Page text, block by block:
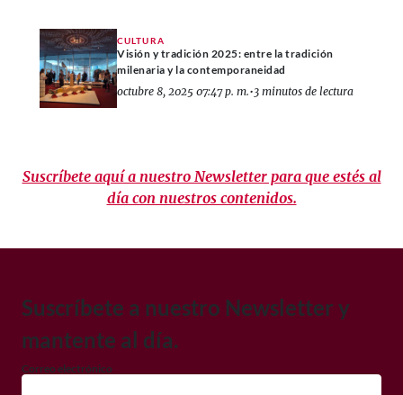
CULTURA
Visión y tradición 2025: entre la tradición
milenaria y la contemporaneidad
octubre 8, 2025 07:47 p. m.•3 minutos de lectura
Suscríbete aquí a nuestro Newsletter para que estés al
día con nuestros contenidos.
Suscríbete a nuestro Newsletter y
mantente al día.
Correo electrónico